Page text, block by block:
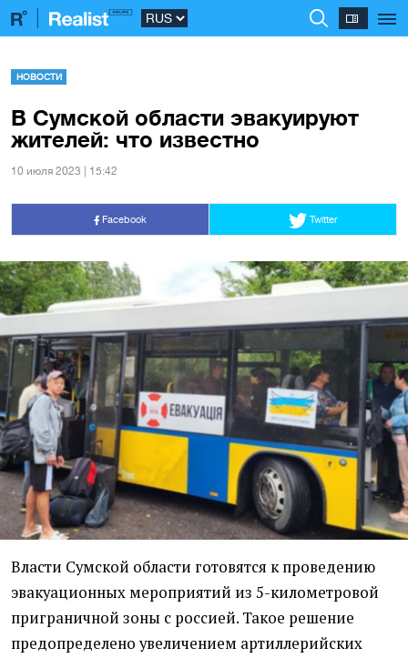
НОВОСТИ
В Сумской области эвакуируют
жителей: что известно
10 июля 2023 | 15:42
Facebook Twitter
Власти Сумской области готовятся к проведению
эвакуационных мероприятий из 5-километровой
приграничной зоны с россией. Такое решение
предопределено увеличением артиллерийских